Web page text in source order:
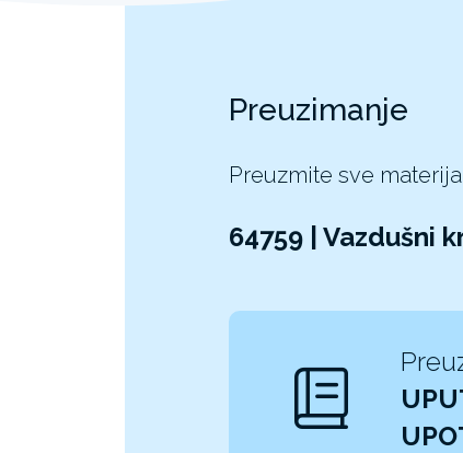
Preuzimanje
Preuzmite sve
64759 | Vazdušni